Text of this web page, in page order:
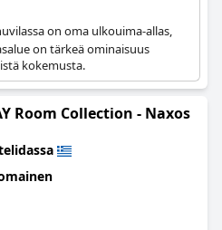
on oma ulkouima-allas,
on tärkeä ominaisuus
kokemusta.
Room Collection - Naxos